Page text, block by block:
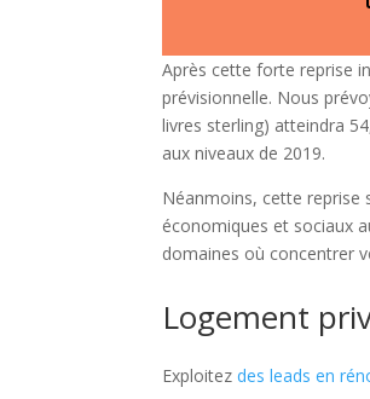
Après cette forte reprise
prévisionnelle. Nous
livres sterling) atteindra
aux niveaux de 2019.
Néanmoins, cette reprise
économiques et sociaux
domaines où concentrer
Logement
Exploitezdes leads en